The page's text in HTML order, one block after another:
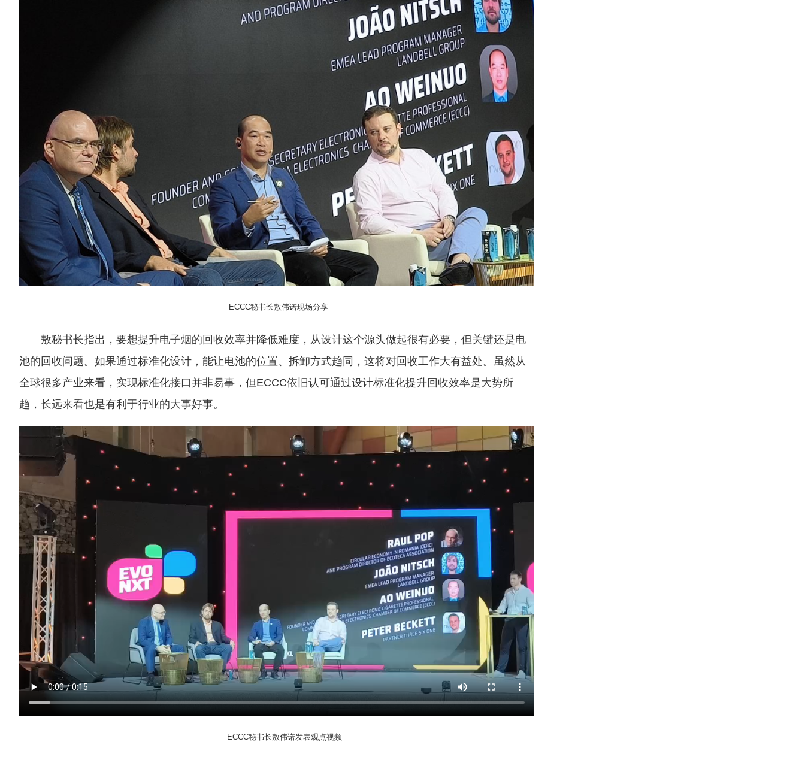
ECCC秘书长敖伟诺现场分享
敖秘书长指出，要想提升电子烟的回收效率并降低难度，从设计这个源头做起很有必要，但关键还是电
池的回收问题。如果通过标准化设计，能让电池的位置、拆卸方式趋同，这将对回收工作大有益处。虽然从
全球很多产业来看，实现标准化接口并非易事，但ECCC依旧认可通过设计标准化提升回收效率是大势所
趋，长远来看也是有利于行业的大事好事。
ECCC秘书长敖伟诺发表观点视频